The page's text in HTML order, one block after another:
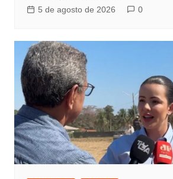
5 de agosto de 2026
0